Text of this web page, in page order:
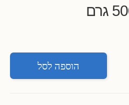
הוספה לסל